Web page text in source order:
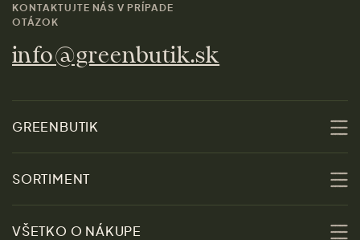
KONTAKTUJTE NÁS V PRÍPADE
OTÁZOK
info@greenbutik.sk
GREENBUTIK
Udržateľnosť
SORTIMENT
Zľavy
VŠETKO O NÁKUPE